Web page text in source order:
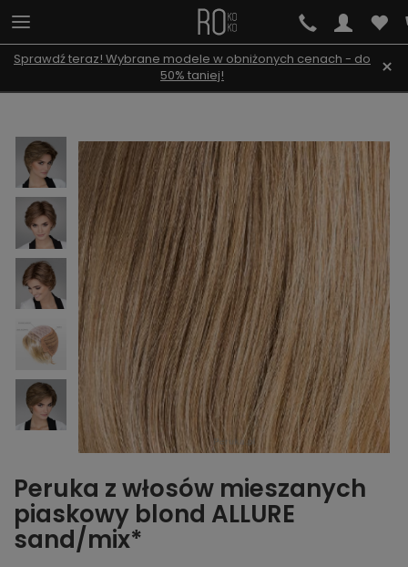
Sprawdź teraz! Wybrane modele w obniżonych cenach - do
50% taniej!
×
Peruka z włosów mieszanych
piaskowy blond ALLURE
sand/mix*